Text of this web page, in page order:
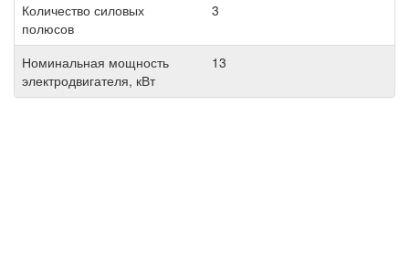
Количество силовых
полюсов
3
Номинальная мощность
электродвигателя, кВт
13